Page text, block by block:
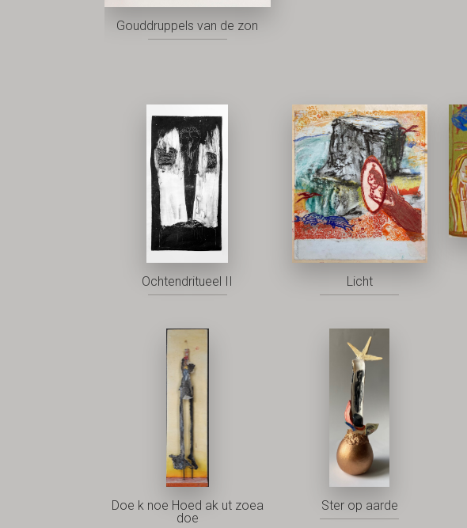
Gouddruppels van de zon
Ochtendritueel II Licht
Doe k noe Hoed ak ut zoea
doe
Ster op aarde